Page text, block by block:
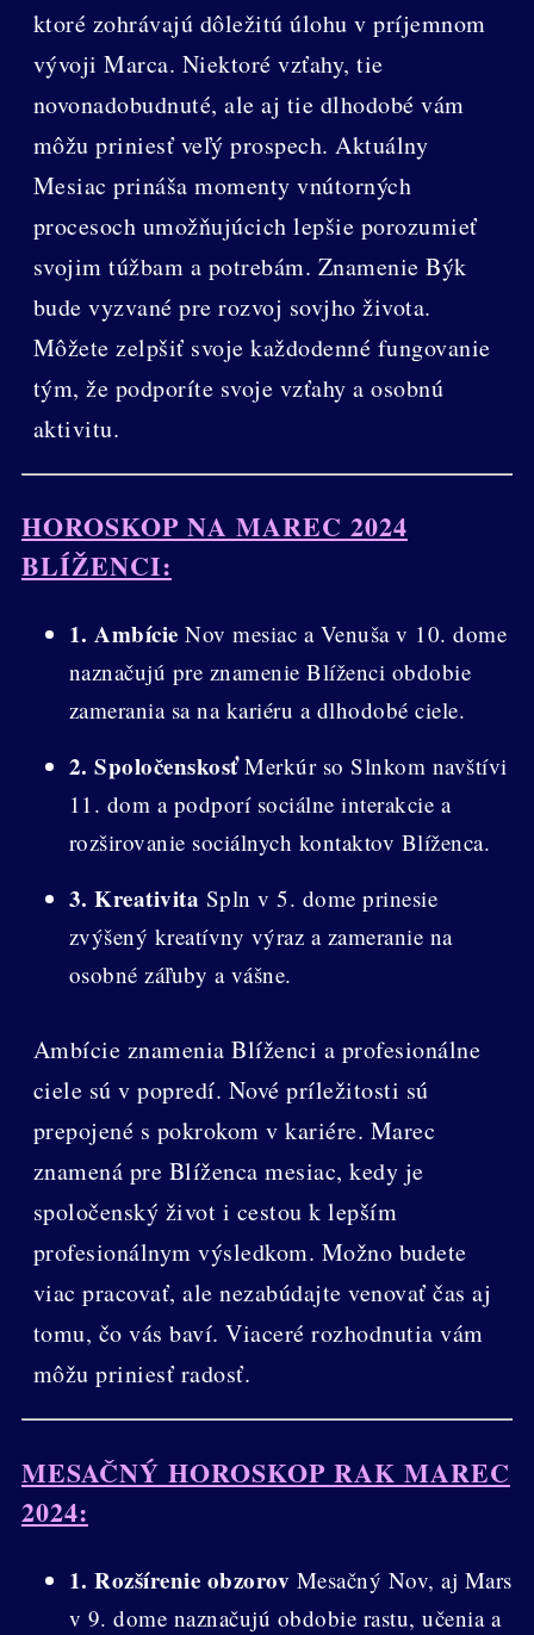
ktoré zohrávajú dôležitú úlohu v príjemnom
vývoji Marca. Niektoré vzťahy, tie
novonadobudnuté, ale aj tie dlhodobé vám
môžu priniesť veľý prospech. Aktuálny
Mesiac prináša momenty vnútorných
procesoch umožňujúcich lepšie porozumieť
svojim túžbam a potrebám. Znamenie Býk
bude vyzvané pre rozvoj sovjho života.
Môžete zelpšiť svoje každodenné fungovanie
tým, že podporíte svoje vzťahy a osobnú
aktivitu.
HOROSKOP NA MAREC 2024
BLÍŽENCI:
1. AmbícieNov mesiac a Venuša v 10. dome
naznačujú pre znamenie Blíženci obdobie
zamerania sa na kariéru a dlhodobé ciele.
2. SpoločenskosťMerkúr so Slnkom navštívi
11. dom a podporí sociálne interakcie a
rozširovanie sociálnych kontaktov Blíženca.
3. Kreativita Spln v 5. dome prinesie
zvýšený kreatívny výraz a zameranie na
osobné záľuby a vášne.
Ambície znamenia Blíženci a profesionálne
ciele sú v popredí. Nové príležitosti sú
prepojené s pokrokom v kariére. Marec
znamená pre Blíženca mesiac, kedy je
spoločenský život i cestou k lepším
profesionálnym výsledkom. Možno budete
viac pracovať, ale nezabúdajte venovať čas aj
tomu, čo vás baví. Viaceré rozhodnutia vám
môžu priniesť radosť.
MESAČNÝ HOROSKOP RAK MAREC
2024:
1. Rozšírenie obzorov Mesačný Nov, aj Mars
v 9. dome naznačujú obdobie rastu, učenia a